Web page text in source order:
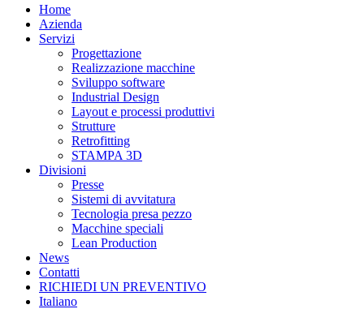
Close
Menu
Home
Azienda
Servizi
Progettazione
Realizzazione macchine
Sviluppo software
Industrial Design
Layout e processi produttivi
Strutture
Retrofitting
STAMPA 3D
Divisioni
Presse
Sistemi di avvitatura
Tecnologia presa pezzo
Macchine speciali
Lean Production
News
Contatti
RICHIEDI UN PREVENTIVO
Italiano